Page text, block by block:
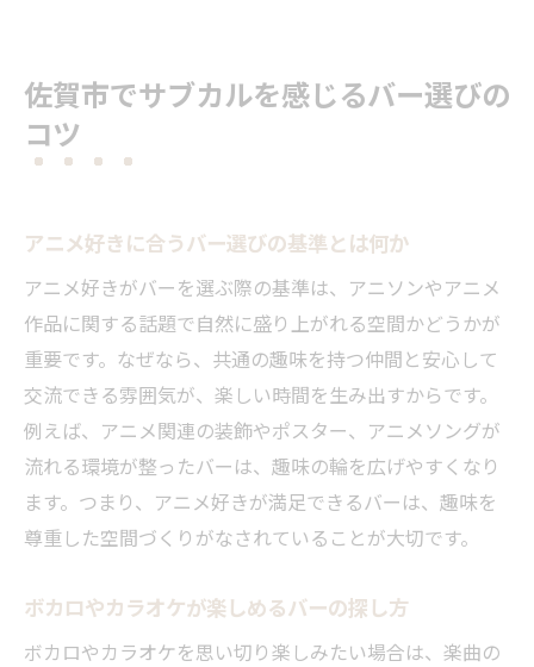
佐賀市でサブカルを感じるバー選びの
コツ
アニメ好きに合うバー選びの基準とは何か
アニメ好きがバーを選ぶ際の基準は、アニソンやアニメ
作品に関する話題で自然に盛り上がれる空間かどうかが
重要です。なぜなら、共通の趣味を持つ仲間と安心して
交流できる雰囲気が、楽しい時間を生み出すからです。
例えば、アニメ関連の装飾やポスター、アニメソングが
流れる環境が整ったバーは、趣味の輪を広げやすくなり
ます。つまり、アニメ好きが満足できるバーは、趣味を
尊重した空間づくりがなされていることが大切です。
ボカロやカラオケが楽しめるバーの探し方
ボカロやカラオケを思い切り楽しみたい場合は、楽曲の